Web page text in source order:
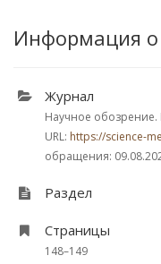
Информация о
Журнал
Научное обозрение.
URL: https://science-
обращения:
Раздел
Страницы
148–149